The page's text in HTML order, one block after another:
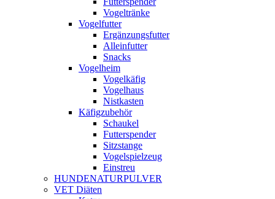
Vogeltränke
Vogelfutter
Ergänzungsfutter
Alleinfutter
Snacks
Vogelheim
Vogelkäfig
Vogelhaus
Nistkasten
Käfigzubehör
Schaukel
Futterspender
Sitzstange
Vogelspielzeug
Einstreu
HUNDENATURPULVER
VET Diäten